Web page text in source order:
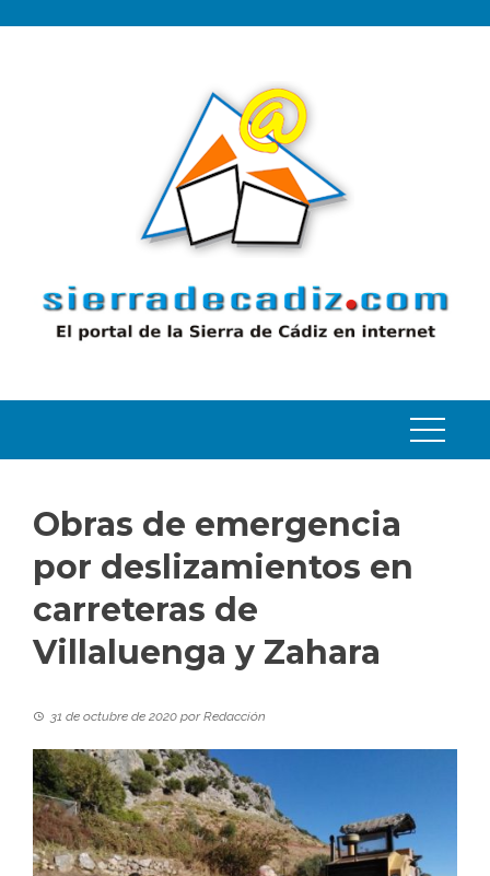
Obras de emergencia
por deslizamientos en
carreteras de
Villaluenga y Zahara
31 de octubre de 2020 porRedacción